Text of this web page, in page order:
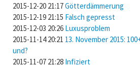
2015-12-20 21:17Götterdämmerung
2015-12-19 21:15 Falsch gepresst
2015-12-03 20:26 Luxusproblem
2015-11-14 20:21 13. November 2015:
und?
2015-11-07 21:28 Infiziert